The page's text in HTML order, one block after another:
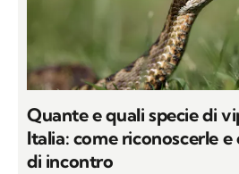
Quante e quali specie di
Italia: come riconoscerle e
di incontro